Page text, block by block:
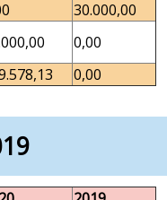
30.000,00
0,00
0,00